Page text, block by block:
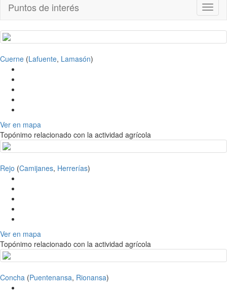
Puntos de interés
Cuerne (Lafuente, Lamasón)
Ver en mapa
Topónimo relacionado con la actividad agrícola
Rejo (Camijanes, Herrerías)
Ver en mapa
Topónimo relacionado con la actividad agrícola
Concha (Puentenansa, Rionansa)